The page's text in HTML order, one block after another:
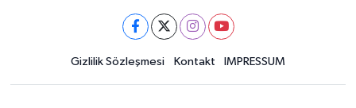
Gizlilik Sözleşmesi Kontakt IMPRESSUM